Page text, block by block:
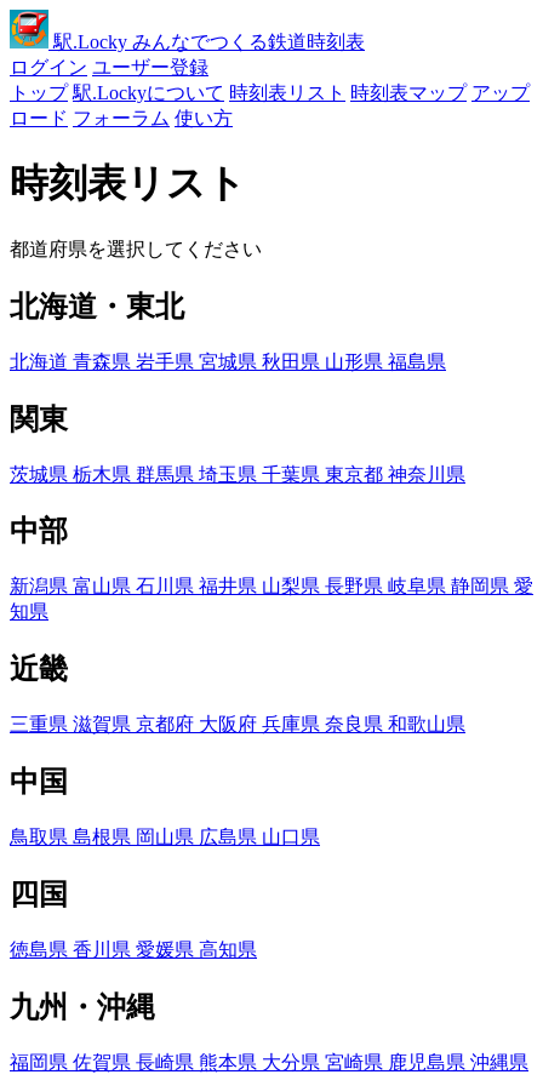
駅.Locky みんなでつくる鉄道時刻表
ログイン ユーザー登録
トップ 駅.Lockyについて 時刻表リスト 時刻表マップ アップ
ロード フォーラム 使い方
時刻表リスト
都道府県を選択してください
北海道・東北
北海道 青森県 岩手県 宮城県 秋田県 山形県 福島県
関東
茨城県 栃木県 群馬県 埼玉県 千葉県 東京都 神奈川県
中部
新潟県 富山県 石川県 福井県 山梨県 長野県 岐阜県 静岡県 愛
知県
近畿
三重県 滋賀県 京都府 大阪府 兵庫県 奈良県 和歌山県
中国
鳥取県 島根県 岡山県 広島県 山口県
四国
徳島県 香川県 愛媛県 高知県
九州・沖縄
福岡県 佐賀県 長崎県 熊本県 大分県 宮崎県 鹿児島県 沖縄県